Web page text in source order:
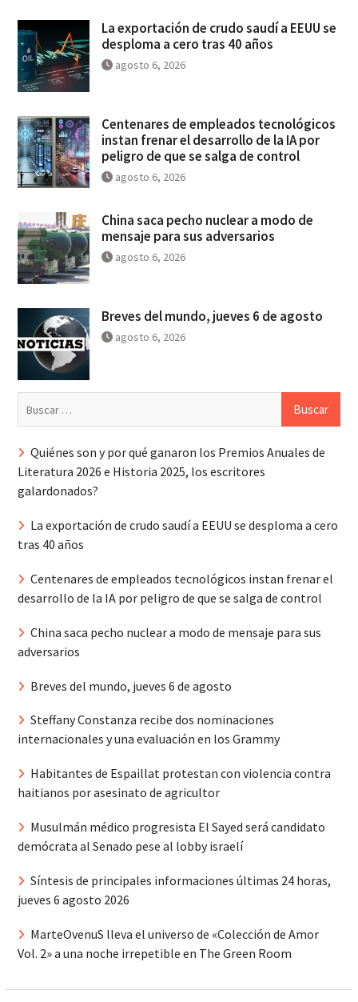
La exportación de crudo saudí a EEUU se
desploma a cero tras 40 años
agosto 6, 2026
Centenares de empleados tecnológicos
instan frenar el desarrollo de la IA por
peligro de que se salga de control
agosto 6, 2026
China saca pecho nuclear a modo de
mensaje para sus adversarios
agosto 6, 2026
Breves del mundo, jueves 6 de agosto
agosto 6, 2026
Quiénes son y por qué ganaron los Premios Anuales de
Literatura 2026 e Historia 2025, los escritores
galardonados?
La exportación de crudo saudí a EEUU se desploma a cero
tras 40 años
Centenares de empleados tecnológicos instan frenar el
desarrollo de la IA por peligro de que se salga de control
China saca pecho nuclear a modo de mensaje para sus
adversarios
Breves del mundo, jueves 6 de agosto
Steffany Constanza recibe dos nominaciones
internacionales y una evaluación en los Grammy
Habitantes de Espaillat protestan con violencia contra
haitianos por asesinato de agricultor
Musulmán médico progresista El Sayed será candidato
demócrata al Senado pese al lobby israelí
Síntesis de principales informaciones últimas 24 horas,
jueves 6 agosto 2026
MarteOvenuS lleva el universo de «Colección de Amor
Vol. 2» a una noche irrepetible en The Green Room